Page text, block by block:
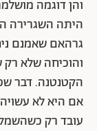
והן דוגמה
היתה השגרירה
גרהאם שאמנם
והוכיחה שלא
הקטנטנה. דבר
אם היא לא עשויה
עובד רק